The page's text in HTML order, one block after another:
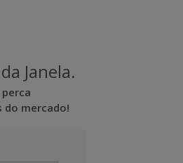
Janela.
do mercado!